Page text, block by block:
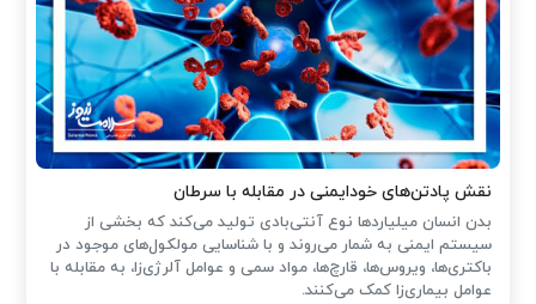
نقش پادتن‌های خودایمنی در مقابله با سرطان
بدن انسان میلیاردها نوع آنتی‌بادی تولید می‌کند که بخشی از
سیستم ایمنی به شمار می‌روند و با شناسایی مولکول‌های موجود در
باکتری‌ها، ویروس‌ها، قارچ‌ها، مواد سمی و عوامل آلرژی‌زا، به مقابله با
عوامل بیماری‌زا کمک می‌کنند.